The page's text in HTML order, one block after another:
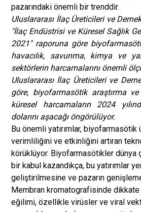
pazarındaki önemli bir trenddir.
Uluslararası İlaç Üreticileri ve
"İlaç Endüstrisi ve Küresel Sağlık
2021" raporuna göre
havacılık, savunma, kimya ve
sektörlerin harcamalarını önemli
Uluslararası İlaç Üreticileri ve
göre, biyofarmasötik araştırma
küresel harcamaların 2024
dolarını aşacağı öngörülüyor.
Bu önemli yatırımlar,
verimliliğini ve etkinliğini artıran
körüklüyor. Biyofarmasötikler dünya
bir kabul kazandıkça, bu yatırımlar
geliştirilmesine ve pazarın
Membran kromatografisinde
eğilimi, özellikle virüsler ve viral